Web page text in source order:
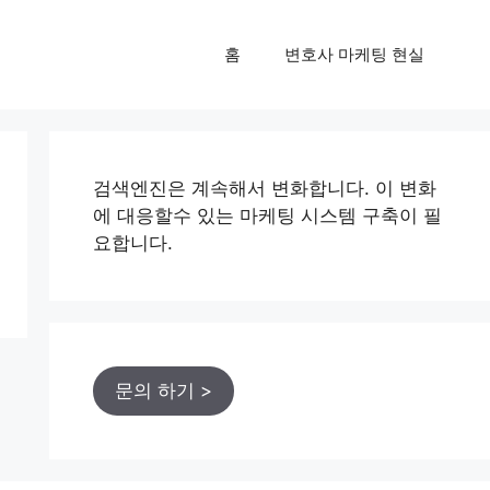
홈 변호사 마케팅 현실
검색엔진은 계속해서 변화합니다. 이 변화
에 대응할수 있는 마케팅 시스템 구축이 필
요합니다.
문의 하기 >